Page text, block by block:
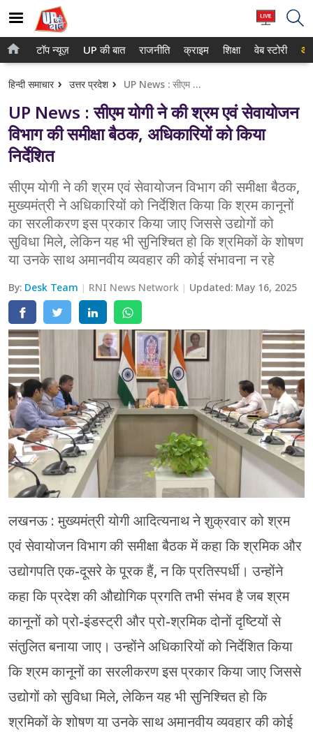
होम
टॉप न्यूज़
UP की बात
राजनीति
क्राइम
शिक्षा
वेब स्टोरी
टॉप न्यूज़ UP की बात राजनीति क्राइम शिक्षा वेब स्टोरी
हिन्दी समाचार उत्तर प्रदेश UP News : सीएम योगी ने की श्रम एवं सेवायोजन विभाग की समीक्षा बैठक, अधिकारियों को किया निर्देशित
UP News : सीएम योगी ने की श्रम एवं सेवायोजन
विभाग की समीक्षा बैठक, अधिकारियों को किया
निर्देशित
सीएम योगी ने की श्रम एवं सेवायोजन विभाग की समीक्षा बैठक,
मुख्यमंत्री ने अधिकारियों को निर्देशित किया कि श्रम कानूनों
का सरलीकरण इस प्रकार किया जाए जिससे उद्योगों को
सुविधा मिले, लेकिन यह भी सुनिश्चित हो कि श्रमिकों के शोषण
या उनके साथ अमानवीय व्यवहार की कोई संभावना न रहे
By: Desk Team RNI News Network Updated: May 16, 2025
लखनऊ : मुख्यमंत्री योगी आदित्यनाथ ने शुक्रवार को श्रम
एवं सेवायोजन विभाग की समीक्षा बैठक में कहा कि श्रमिक और
उद्योगपति एक-दूसरे के पूरक हैं, न कि प्रतिस्पर्धी। उन्होंने
कहा कि प्रदेश की औद्योगिक प्रगति तभी संभव है जब श्रम
कानूनों को प्रो-इंडस्ट्री और प्रो-श्रमिक दोनों दृष्टियों से
संतुलित बनाया जाए। उन्होंने अधिकारियों को निर्देशित किया
कि श्रम कानूनों का सरलीकरण इस प्रकार किया जाए जिससे
उद्योगों को सुविधा मिले, लेकिन यह भी सुनिश्चित हो कि
श्रमिकों के शोषण या उनके साथ अमानवीय व्यवहार की कोई
गाजियाबाद
लखनऊ
कानपुर
वाराणसी
आगरा
अयोध्या
मथुरा
मेरठ
मुरादाबाद
गोरखपुर
प्रयागराज
रामपुर